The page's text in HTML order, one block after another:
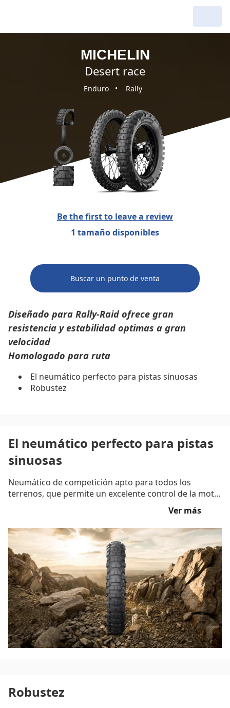
MICHELIN
desert race
Enduro Rally
Be the first to leave a review
1 tamaño disponibles
Buscar un punto de venta
Diseñado para Rally-Raid ofrece gran
resistencia y estabilidad optimas a gran
velocidad
Homologado para ruta
El neumático perfecto para pistas sinuosas
Robustez
El neumático perfecto para pistas
sinuosas
Neumático de competición apto para todos los
terrenos, que permite un excelente control de la moto
en terrenos sinuosos (mixtos o duros) e incluso a gran
Ver más
Robustez